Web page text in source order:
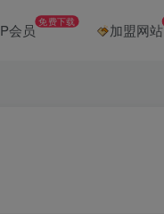
会员 免费下载 加盟网站